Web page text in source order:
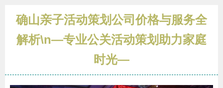
确山亲子活动策划公司价格与服务全
解析\n—专业公关活动策划助力家庭
时光—